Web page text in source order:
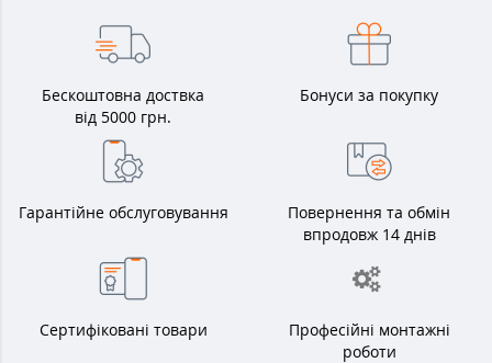
Бескоштовна доствка
від 5000 грн.
Бонуси за покупку
Гарантійне обслуговування
Повернення та обмін
впродовж 14 днів
Сертифіковані товари
Професійні монтажні
роботи